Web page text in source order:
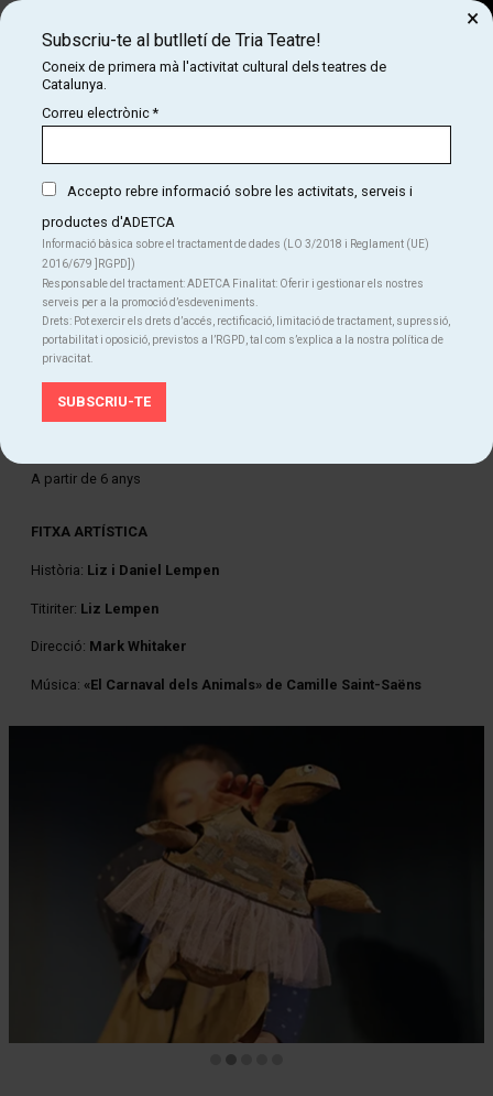
CARTELLERA
CARDBOARD CARNIVAL
Del dv. 10.10.25 al dg. 12.10.25
La Puntual
Durada:50 min
Familiar Teatre
Idiomes
Sense text
A partir de 6 anys
FITXA ARTÍSTICA
Història: Liz i Daniel Lempen
Titiriter: Liz Lempen
Direcció: Mark Whitaker
Música: «El Carnaval dels Animals» de Camille Saint-Saëns
Subscriu-te al butlletí de Tria Teatre!
Coneix de primera mà l'activitat cultural dels teatres de
Catalunya.
Correu electrònic*
Accepto rebre informació sobre les activitats, serveis i
productes d'ADETCA
Informació bàsica sobre el tractament de dades (LO 3/2018 i Reglament (UE)
2016/679 ]RGPD])
Responsable del tractament: ADETCA Finalitat: Oferir i gestionar els nostres
serveis per a la promoció d’esdeveniments.
Drets: Pot exercir els drets d’accés, rectificació, limitació de tractament, supressió,
portabilitat i oposició, previstos a l’RGPD, tal com s’explica a la nostra política de
privacitat.
×